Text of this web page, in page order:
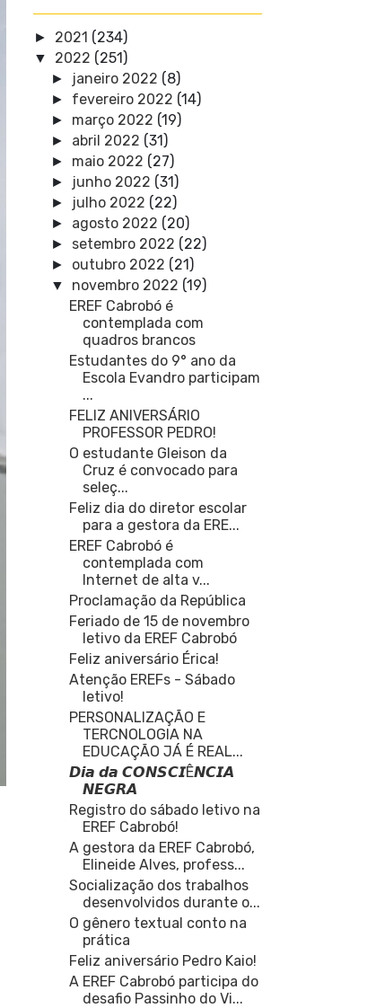
► 2021 (234)
▼ 2022 (251)
► janeiro 2022 (8)
► fevereiro 2022 (14)
► março 2022 (19)
► abril 2022 (31)
► maio 2022 (27)
► junho 2022 (31)
► julho 2022 (22)
► agosto 2022 (20)
► setembro 2022 (22)
► outubro 2022 (21)
▼ novembro 2022 (19)
EREF Cabrobó é
contemplada com
quadros brancos
Estudantes do 9° ano da
Escola Evandro participam
...
FELIZ ANIVERSÁRIO
PROFESSOR PEDRO!
O estudante Gleison da
Cruz é convocado para
seleç...
Feliz dia do diretor escolar
para a gestora da ERE...
EREF Cabrobó é
contemplada com
Internet de alta v...
Proclamação da República
Feriado de 15 de novembro
letivo da EREF Cabrobó
Feliz aniversário Érica!
Atenção EREFs - Sábado
letivo!
PERSONALIZAÇÃO E
TERCNOLOGIA NA
EDUCAÇÃO JÁ É REAL...
𝘿𝙞𝙖 𝙙𝙖 𝘾𝙊𝙉𝙎𝘾𝙄Ê𝙉𝘾𝙄𝘼
𝙉𝙀𝙂𝙍𝘼
Registro do sábado letivo na
EREF Cabrobó!
A gestora da EREF Cabrobó,
Elineide Alves, profess...
Socialização dos trabalhos
desenvolvidos durante o...
O gênero textual conto na
prática
Feliz aniversário Pedro Kaio!
A EREF Cabrobó participa do
desafio Passinho do Vi...